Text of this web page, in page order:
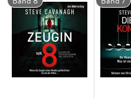
Gefängnis zu bewahren,
Ungekürzte Lesung mit
Schroeder
13h 39min